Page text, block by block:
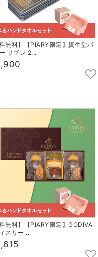
料無料】【PIARY限定】資生堂パ
サブレ 2...
料無料】【PIARY限定】GODIVA
スリー...